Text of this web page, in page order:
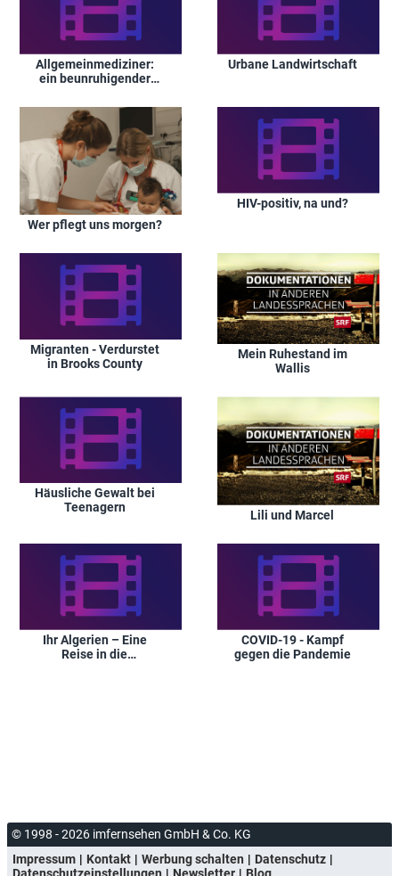
Allgemeinmediziner:
ein beunruhigender
Urbane Landwirtschaft
Wer pflegt uns morgen?
HIV-positiv, na und?
Migranten - Verdurstet
in Brooks County
Mein Ruhestand im
Wallis
Häusliche Gewalt bei
Teenagern
Lili und Marcel
Ihr Algerien – Eine
Reise in die
COVID-19 - Kampf
gegen die Pandemie
© 1998 - 2026 imfernsehen GmbH & Co. KG
Impressum
Kontakt Werbung schalten
Datenschutz